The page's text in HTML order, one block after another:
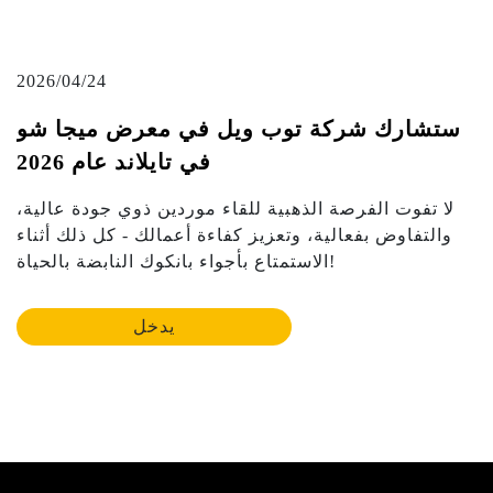
2026/04/24
ستشارك شركة توب ويل في معرض ميجا شو
في تايلاند عام 2026
لا تفوت الفرصة الذهبية للقاء موردين ذوي جودة عالية،
والتفاوض بفعالية، وتعزيز كفاءة أعمالك - كل ذلك أثناء
الاستمتاع بأجواء بانكوك النابضة بالحياة!
يدخل